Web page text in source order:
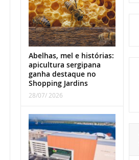
Abelhas, mel e histórias:
apicultura sergipana
ganha destaque no
Shopping Jardins
28/07/ 2026